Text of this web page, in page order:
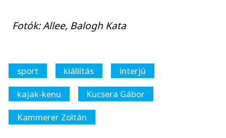
Fotók: Allee, Balogh Kata
sport kiállítás
interjú
kajak-kenu
Kucsera Gábor
Kammerer Zoltán